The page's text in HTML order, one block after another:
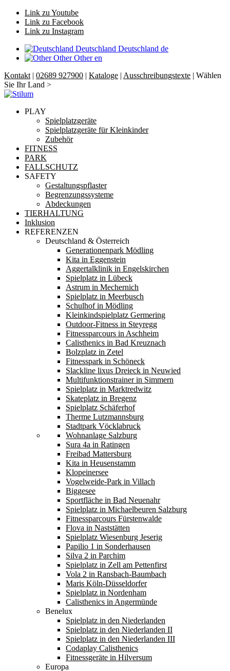
Link zu Youtube
Link zu Facebook
Link zu Instagram
Deutschland Deutschland de
Other Other en
Kontakt | 02689 927900 | Kataloge | Ausschreibungstexte | Wählen
Sie Ihr Land >
PLAY
Spielplatzgeräte
Spielplatzgeräte für Kleinkinder
Zubehör
FITNESS
PARK
FALLSCHUTZ
SAFETY
Gestaltungspflaster
Begrenzungssysteme
Abdeckungen
TIERHALTUNG
Inklusion
REFERENZEN
Deutschland & Österreich
Generationenpark Mödling
Kita in Eggenstein
Aggertalklinik in Engelskirchen
Spielplatz in Lübeck
Astrum in Mechernich
Spielplatz in Meerbusch
Schulhof in Mödling
Kleinkindspielplatz Germering
Outdoor-Fitness in Steyregg
Fitnessparcours in Aschheim
Calisthenics in Bad Kreuznach
Bolzplatz in Zetel
Fitnesspark in Schöneck
Slackline lixus Dreieck in Neuwied
Multifunktionstrainer in Simmern
Spielplatz in Marktredwitz
Skateplatz in Bregenz
Spielplatz Schäferhof
Therme Lutzmannsburg
Stadtpark Vöcklabruck
Wohnanlage Salzburg
Sura 4a in Ratingen
Freibad Mattersburg
Kita in Heusenstamm
Klopeinersee
Vogelweide-Park in Villach
Biggesee
Sportfläche in Bad Neuenahr
Spielplatz in Michaelbeuren Salzburg
Fitnessparcours Fürstenwalde
Flova in Naststätten
Spielplatz Wiesenburg Jeserig
Papilio 1 in Sonderhausen
Silva 2 in Parchim
Spielplatz in Zell am Pettenfirst
Vola 2 in Ransbach-Baumbach
Maris Köln-Düsseldorfer
Spielplatz in Nordenham
Calisthenics in Angermünde
Benelux
Spielplatz in den Niederlanden
Spielplatz in den Niederlanden II
Spielplatz in den Niederlanden III
Codaplay Calisthenics
Fitnessgeräte in Hilversum
Europa